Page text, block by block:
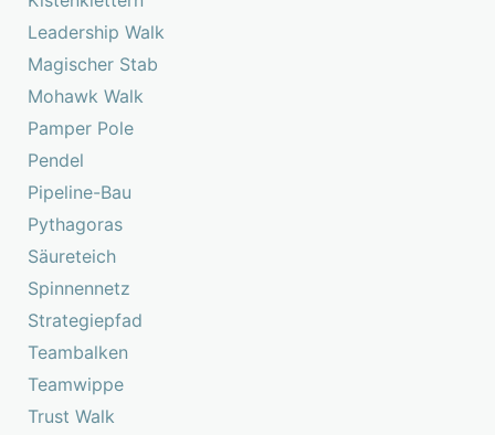
Leadership Walk
Magischer Stab
Mohawk Walk
Pamper Pole
Pendel
Pipeline-Bau
Pythagoras
Säureteich
Spinnennetz
Strategiepfad
Teambalken
Teamwippe
Trust Walk